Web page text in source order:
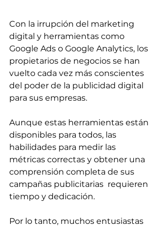
Con la irrupción del marketing
digital y herramientas como
Google Ads o Google Analytics, los
propietarios de negocios se han
vuelto cada vez más conscientes
del poder de la publicidad digital
para sus empresas.
Aunque estas herramientas están
disponibles para todos, las
habilidades para medir las
métricas correctas y obtener una
comprensión completa de sus
campañas publicitarias  requieren
tiempo y dedicación.
Por lo tanto, muchos entusiastas